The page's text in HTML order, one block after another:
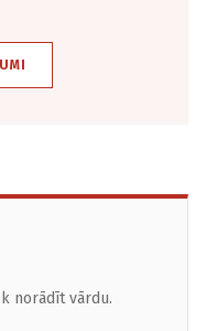
norādīt vārdu.